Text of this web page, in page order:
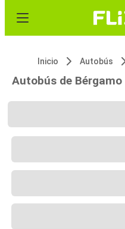
Inicio Autobús
Autobús de